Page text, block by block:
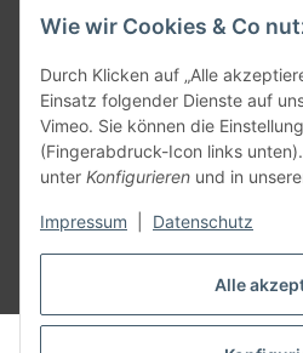
Alle
Wie wir Cookies & Co
Durch Klicken auf „Alle
Einsatz folgender Dienste auf
Vimeo. Sie können die
(Fingerabdruck-Icon links
unter Konfigurieren und in
Impressum Datenschutz
Teil unseres Netzwerks:
SmoliTec - Safety. Simplified.
Vertrag
* Alle Preise inkl. gesetzlicher USt., zzgl.
©